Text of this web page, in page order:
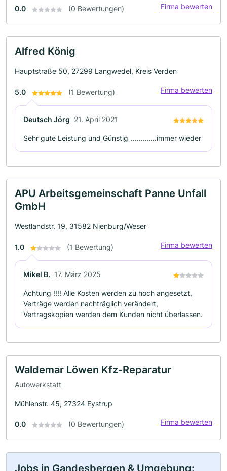
0.0 (0 Bewertungen) Firma bewerten
Alfred König
Hauptstraße 50, 27299 Langwedel, Kreis Verden
5.0 (1 Bewertung) Firma bewerten
Deutsch Jörg 21. April 2021
Sehr gute Leistung und Günstig .............immer wieder
APU Arbeitsgemeinschaft Panne Unfall
GmbH
Westlandstr. 19, 31582 Nienburg/Weser
1.0 (1 Bewertung) Firma bewerten
Mikel B. 17. März 2025
Achtung !!!! Alle Kosten werden zu hoch angesetzt,
Verträge werden nachträglich verändert,
Vertragskopien werden dem Kunden nicht überlassen.
Waldemar Löwen Kfz-Reparatur
Autowerkstatt
Mühlenstr. 45, 27324 Eystrup
0.0 (0 Bewertungen) Firma bewerten
Jobs in Gandesbergen & Umgebung: